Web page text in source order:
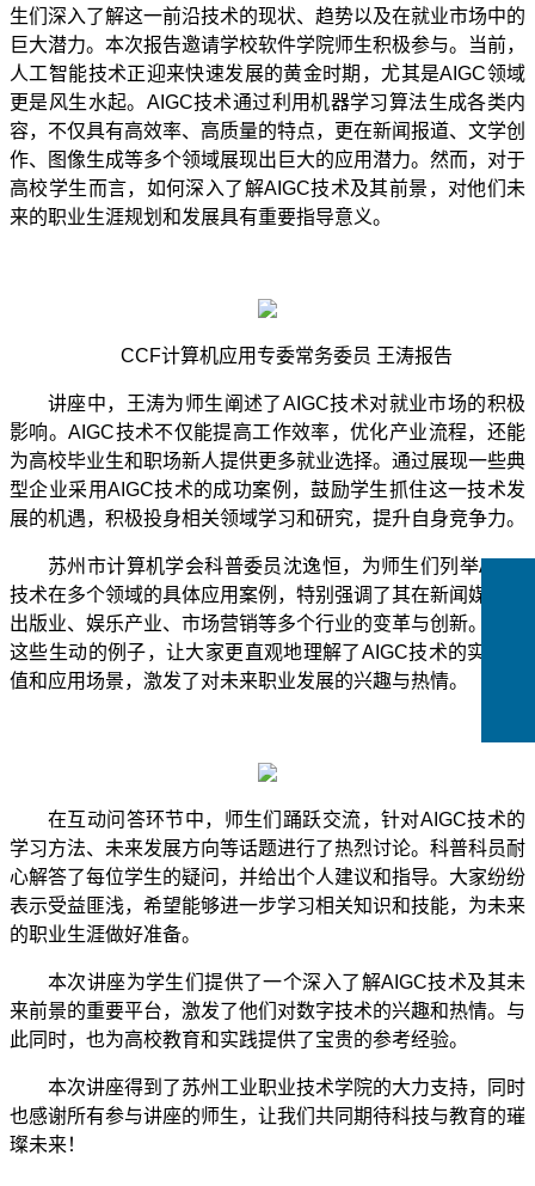
生们深入了解这一前沿技术的现状、趋势以及在就业市场中的
巨大潜力。本次报告邀请学校软件学院师生积极参与。当前，
人工智能技术正迎来快速发展的黄金时期，尤其是AIGC领域
更是风生水起。 AIGC技术通过利用机器学习算法生成各类内
容，不仅具有高效率、高质量的特点，更在新闻报道、文学创
作、图像生成等多个领域展现出巨大的应用潜力。然而，对于
高校学生而言，如何深入了解AIGC技术及其前景，对他们未
来的职业生涯规划和发展具有重要指导意义。
CCF计算机应用专委常务委员 王涛报告
讲座中，王涛为师生阐述了AIGC技术对就业市场的积极
影响。AIGC技术不仅能提高工作效率，优化产业流程，还能
为高校毕业生和职场新人提供更多就业选择。通过展现一些典
型企业采用AIGC技术的成功案例，鼓励学生抓住这一技术发
展的机遇，积极投身相关领域学习和研究，提升自身竞争力。
苏州市计算机学会科普委员沈逸恒，为师生们列举AIGC
技术在多个领域的具体应用案例，特别强调了其在新闻媒体、
出版业、娱乐产业、市场营销等多个行业的变革与创新。通过
这些生动的例子，让大家更直观地理解了AIGC技术的实际价
值和应用场景，激发了对未来职业发展的兴趣与热情。
在互动问答环节中，师生们踊跃交流，针对AIGC技术的
学习方法、未来发展方向等话题进行了热烈讨论。科普科员耐
心解答了每位学生的疑问，并给出个人建议和指导。大家纷纷
表示受益匪浅，希望能够进一步学习相关知识和技能，为未来
的职业生涯做好准备。
本次讲座为学生们提供了一个深入了解AIGC技术及其未
来前景的重要平台，激发了他们对数字技术的兴趣和热情。与
此同时，也为高校教育和实践提供了宝贵的参考经验。
本次讲座得到了苏州工业职业技术学院的大力支持，同时
也感谢所有参与讲座的师生，让我们共同期待科技与教育的璀
璨未来！